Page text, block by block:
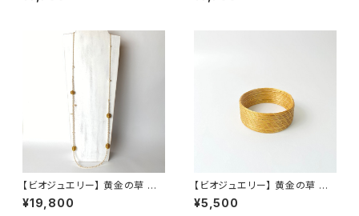
【ビオジュエリー】 黄金の草 カッ
ピンドウラード クリームローズ
スワロフスキーパール & チェー
¥19,800
【ビオジュエリー】 黄金の草 カッ
ピンドウラード バングル ワイド
¥5,500